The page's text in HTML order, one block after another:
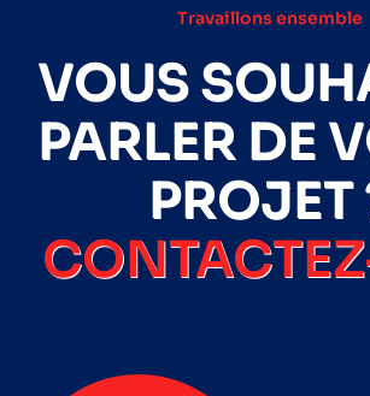
Travaillons ensemble
VOUS
PARLER DE
PROJET